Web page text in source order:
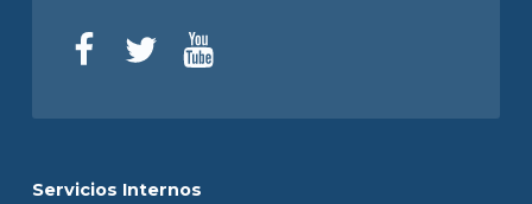
Servicios Internos